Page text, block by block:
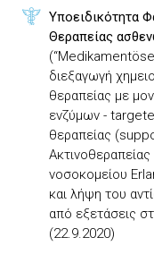
Υποειδικότητα
Θεραπείας
διεξαγωγή
θεραπείας με
ενζύμων -
θεραπείας
νοσοκομείου
και λήψη του
από εξετάσεις
(22.9.2020)